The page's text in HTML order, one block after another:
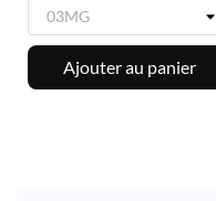
Ajouter au panier